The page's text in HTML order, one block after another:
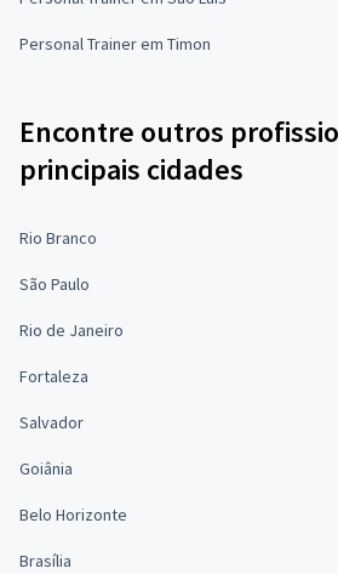
Personal Trainer em Timon
Encontre outros
principais cidades
Rio Branco
São Paulo
Rio de Janeiro
Fortaleza
Salvador
Goiânia
Belo Horizonte
Brasília